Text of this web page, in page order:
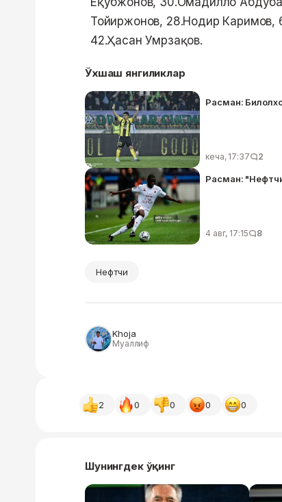
Тойиржонов, 28.Нодир
42.Ҳасан Умрзақов.
Ўхшаш янгиликлар
Расман:
кеча, 17:37 2
Расман:
4 авг, 17:15 8
Нефтчи
Khoja
Муаллиф
2 0 0 0 0
Шунингдек ўқинг